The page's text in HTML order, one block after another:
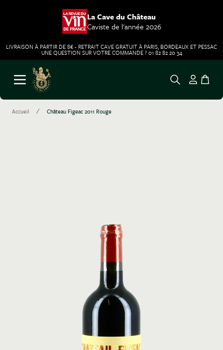
La Cave du Château
Caviste de l'année 2026
LIVRAISON À PARTIR DE 8€ - RETRAIT CAVE GRATUIT À PARIS, BORDEAUX ET PESSAC
UNE QUESTION SUR VOTRE COMMANDE ? 01 82 82 20 34
Aller au contenu
Ouvrir le menu
Accueil / Château Figeac 2011 Rouge